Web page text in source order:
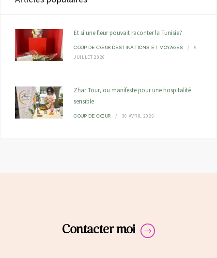
Et si une fleur pouvait raconter la Tunisie?
COUP DE CŒUR DESTINATIONS ET VOYAGES
5
JUILLET 2026
Zhar Tour, ou manifeste pour une hospitalité
sensible
COUP DE CŒUR 30 AVRIL 2026
Contacter moi